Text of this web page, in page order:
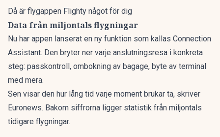
Då är flygappen Flighty något för dig
Data från miljontals flygningar
Nu har appen lanserat en ny funktion som kallas Connection
Assistant. Den bryter ner varje anslutningsresa i konkreta
steg: passkontroll, ombokning av bagage, byte av terminal
med mera.
Sen visar den hur lång tid varje moment brukar ta, skriver
Euronews. Bakom siffrorna ligger statistik från miljontals
tidigare flygningar.